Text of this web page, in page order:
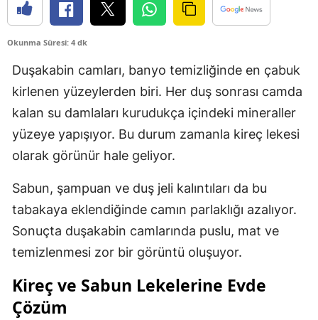
Okunma Süresi: 4 dk
Duşakabin camları, banyo temizliğinde en çabuk
kirlenen yüzeylerden biri. Her duş sonrası camda
kalan su damlaları kurudukça içindeki mineraller
yüzeye yapışıyor. Bu durum zamanla kireç lekesi
olarak görünür hale geliyor.
Sabun, şampuan ve duş jeli kalıntıları da bu
tabakaya eklendiğinde camın parlaklığı azalıyor.
Sonuçta duşakabin camlarında puslu, mat ve
temizlenmesi zor bir görüntü oluşuyor.
Kireç ve Sabun Lekelerine Evde
Çözüm